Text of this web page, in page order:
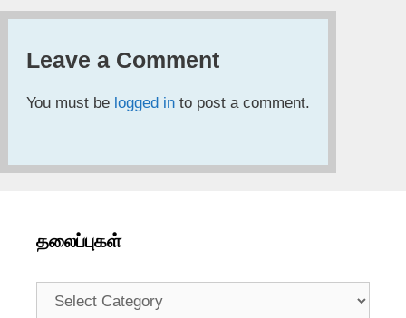
Leave a Comment
You must be logged in to post a comment.
தலைப்புகள்
தலைப்புகள்